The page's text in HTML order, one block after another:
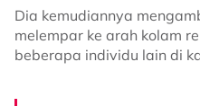
Dia kemudiannya
melempar ke arah kolam
beberapa individu lain di